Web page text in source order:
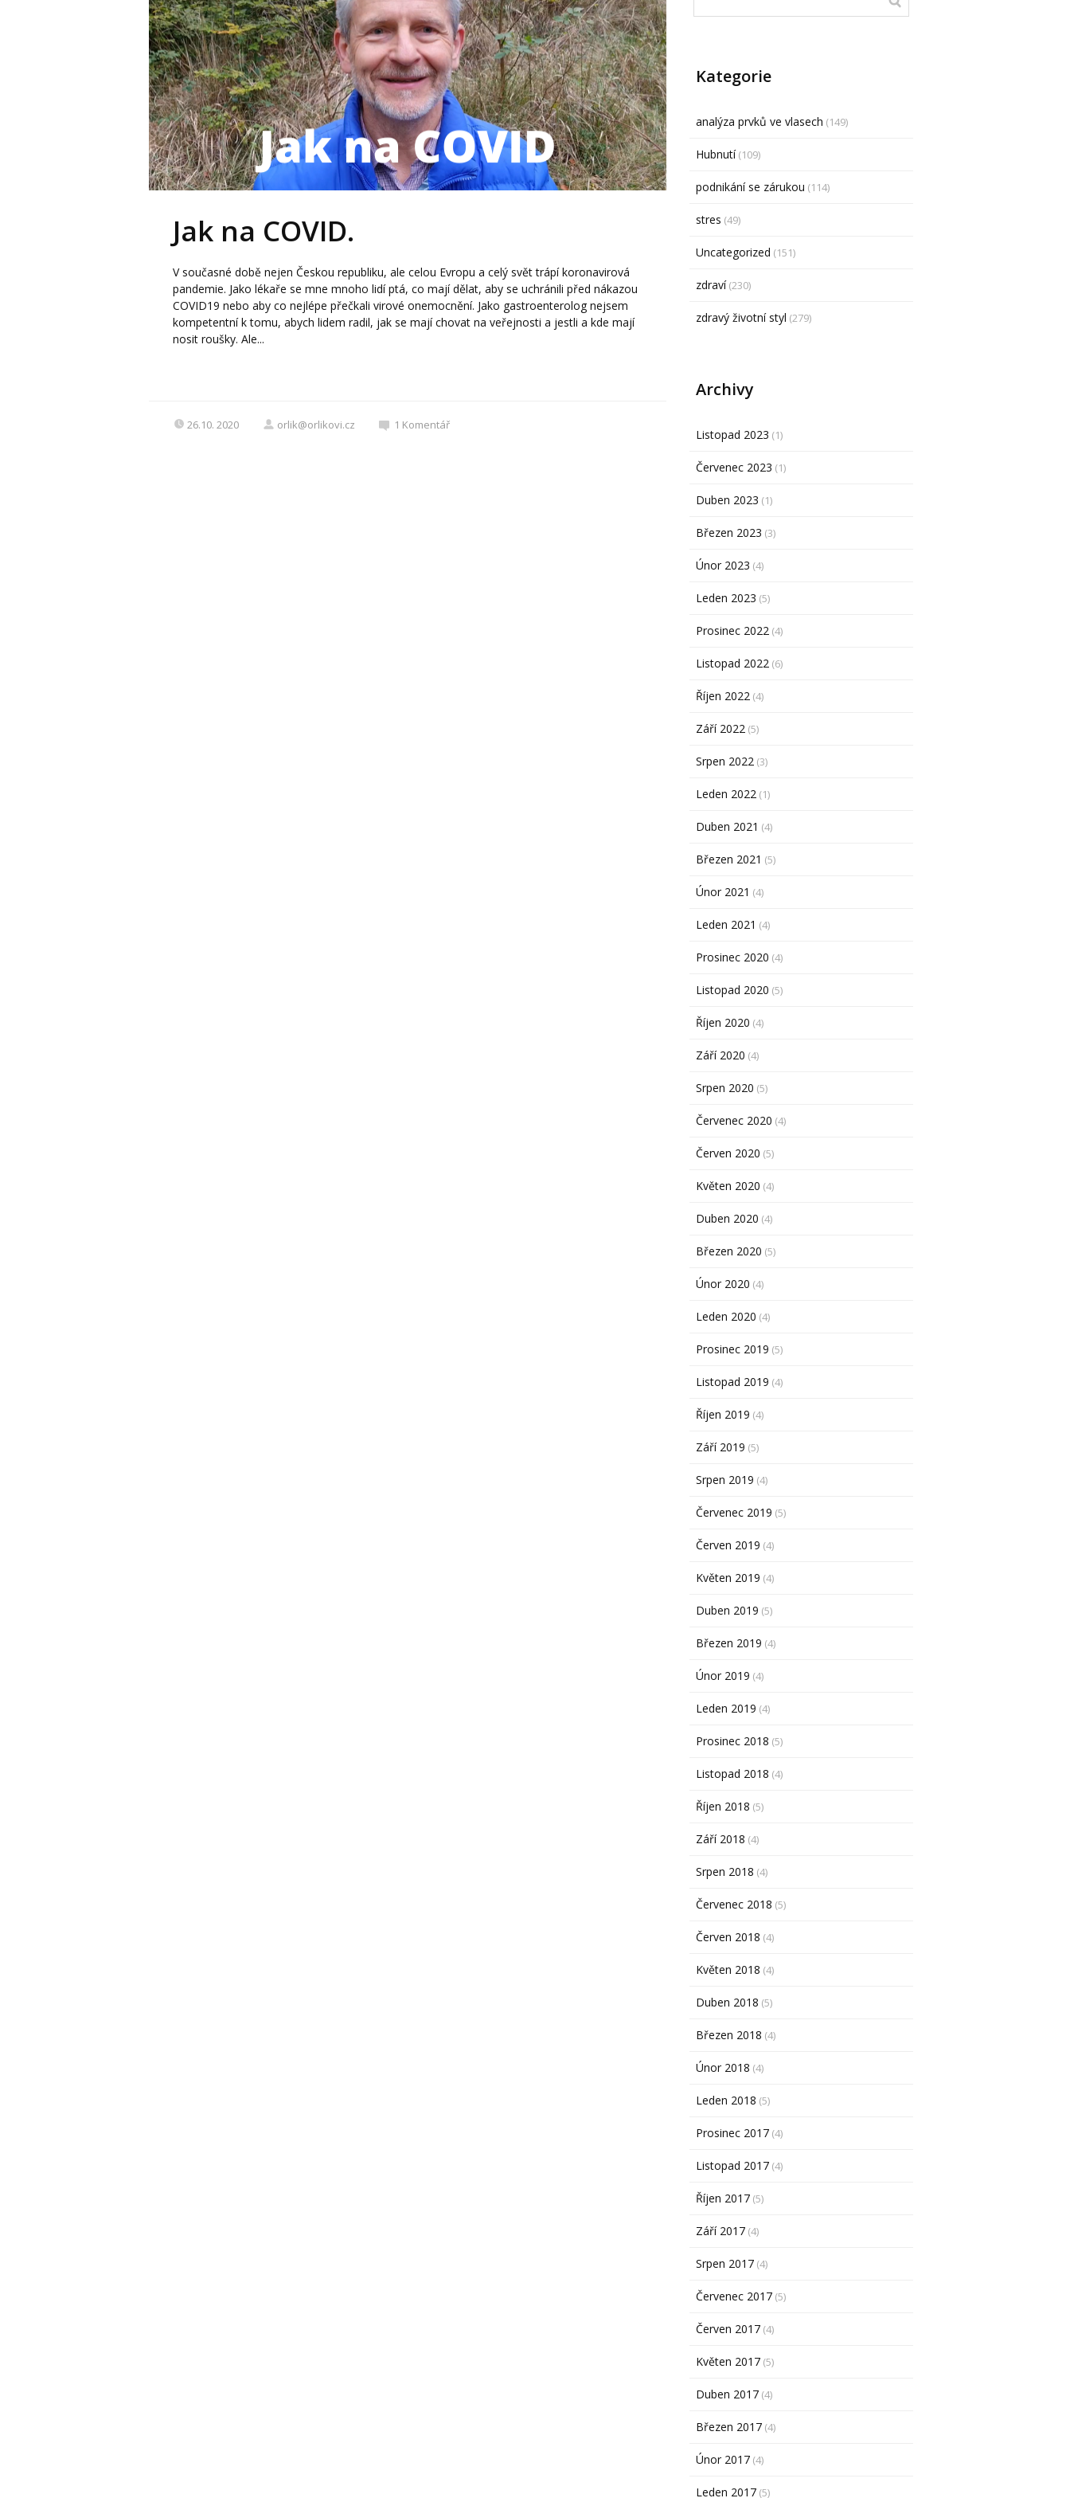
Jak na COVID.
V současné době nejen Českou republiku, ale celou Evropu a celý svět trápí koronavirová
pandemie. Jako lékaře se mne mnoho lidí ptá, co mají dělat, aby se uchránili před nákazou
COVID19 nebo aby co nejlépe přečkali virové onemocnění. Jako gastroenterolog nejsem
kompetentní k tomu, abych lidem radil, jak se mají chovat na veřejnosti a jestli a kde mají
nosit roušky. Ale...
26.10. 2020 orlik@orlikovi.cz 1 Komentář
Kategorie
analýza prvků ve vlasech (149)
Hubnutí(109)
podnikání se zárukou (114)
stres (49)
Uncategorized (151)
zdraví(230)
zdravý životní styl (279)
Archivy
Listopad 2023 (1)
Červenec 2023 (1)
Duben 2023 (1)
Březen 2023 (3)
Únor 2023 (4)
Leden 2023 (5)
Prosinec 2022 (4)
Listopad 2022 (6)
Říjen 2022 (4)
Září 2022 (5)
Srpen 2022 (3)
Leden 2022 (1)
Duben 2021 (4)
Březen 2021 (5)
Únor 2021 (4)
Leden 2021 (4)
Prosinec 2020 (4)
Listopad 2020 (5)
Říjen 2020 (4)
Září 2020 (4)
Srpen 2020 (5)
Červenec 2020 (4)
Červen 2020 (5)
Květen 2020 (4)
Duben 2020 (4)
Březen 2020 (5)
Únor 2020 (4)
Leden 2020 (4)
Prosinec 2019 (5)
Listopad 2019 (4)
Říjen 2019 (4)
Září 2019 (5)
Srpen 2019 (4)
Červenec 2019 (5)
Červen 2019 (4)
Květen 2019 (4)
Duben 2019 (5)
Březen 2019 (4)
Únor 2019 (4)
Leden 2019 (4)
Prosinec 2018 (5)
Listopad 2018 (4)
Říjen 2018 (5)
Září 2018 (4)
Srpen 2018 (4)
Červenec 2018 (5)
Červen 2018 (4)
Květen 2018 (4)
Duben 2018 (5)
Březen 2018 (4)
Únor 2018 (4)
Leden 2018 (5)
Prosinec 2017 (4)
Listopad 2017 (4)
Říjen 2017 (5)
Září 2017 (4)
Srpen 2017 (4)
Červenec 2017 (5)
Červen 2017 (4)
Květen 2017 (5)
Duben 2017 (4)
Březen 2017 (4)
Únor 2017 (4)
Leden 2017 (5)